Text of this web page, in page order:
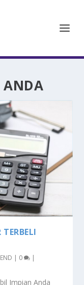
| 0 |
Impian Anda